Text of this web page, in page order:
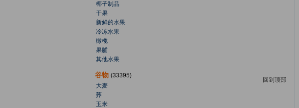
椰子制品
干果
新鲜的水果
冷冻水果
橄榄
果脯
其他水果
谷物 (33395)
大麦
荞
玉米
回到顶部